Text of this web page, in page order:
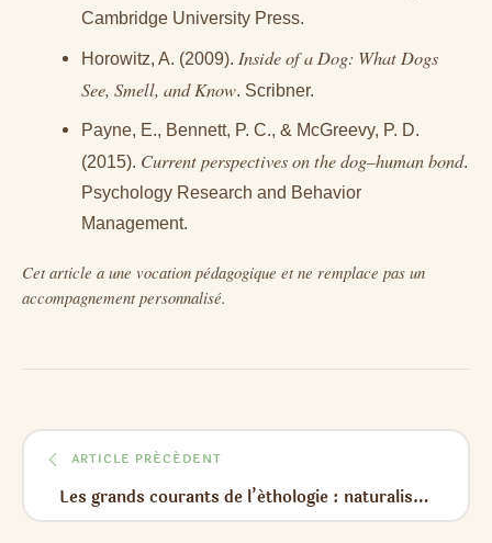
Cambridge University Press.
Horowitz, A. (2009). Inside of a Dog: What Dogs
See, Smell, and Know. Scribner.
Payne, E., Bennett, P. C., & McGreevy, P. D.
(2015). Current perspectives on the dog–human bond.
Psychology Research and Behavior
Management.
Cet article a une vocation pédagogique et ne remplace pas un
accompagnement personnalisé.
ARTICLE PRÉCÉDENT
Les grands courants de l’éthologie : naturalistes et behavioristes